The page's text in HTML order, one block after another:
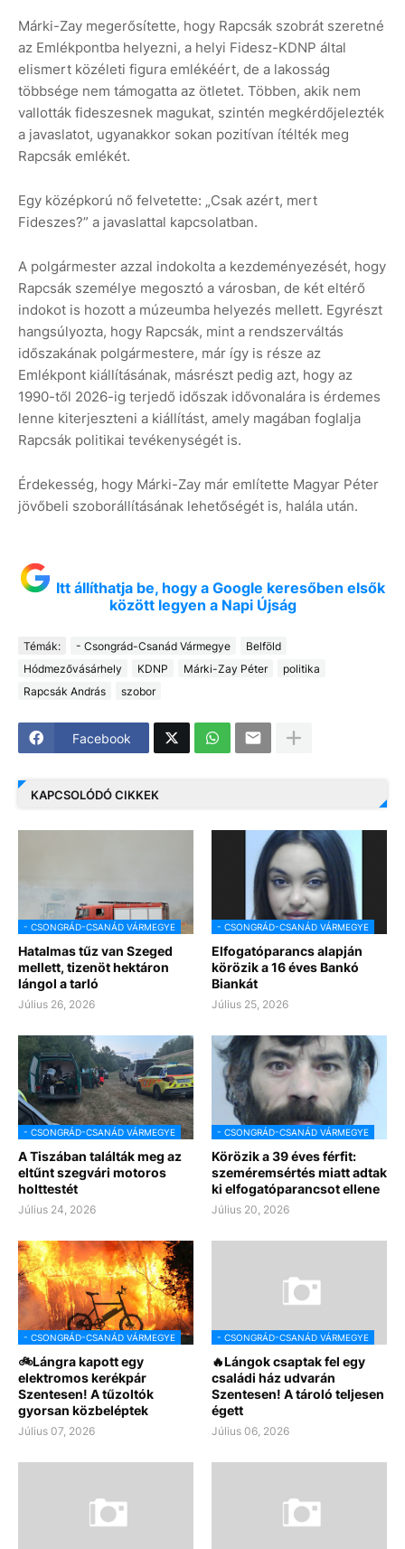
Márki-Zay megerősítette, hogy Rapcsák szobrát szeretné
az Emlékpontba helyezni, a helyi Fidesz-KDNP által
elismert közéleti figura emlékéért, de a lakosság
többsége nem támogatta az ötletet. Többen, akik nem
vallották fideszesnek magukat, szintén megkérdőjelezték
a javaslatot, ugyanakkor sokan pozitívan ítélték meg
Rapcsák emlékét.
Egy középkorú nő felvetette: „Csak azért, mert
Fideszes?” a javaslattal kapcsolatban.
A polgármester azzal indokolta a kezdeményezését, hogy
Rapcsák személye megosztó a városban, de két eltérő
indokot is hozott a múzeumba helyezés mellett. Egyrészt
hangsúlyozta, hogy Rapcsák, mint a rendszerváltás
időszakának polgármestere, már így is része az
Emlékpont kiállításának, másrészt pedig azt, hogy az
1990-től 2026-ig terjedő időszak idővonalára is érdemes
lenne kiterjeszteni a kiállítást, amely magában foglalja
Rapcsák politikai tevékenységét is.
Érdekesség, hogy Márki-Zay már említette Magyar Péter
jövőbeli szoborállításának lehetőségét is, halála után.
Itt állíthatja be, hogy a Google keresőben elsők
között legyen a Napi Újság
Témák: - Csongrád-Csanád Vármegye
Belföld
Hódmezővásárhely
KDNP Márki-Zay Péter
politika
Rapcsák András
szobor
Facebook
KAPCSOLÓDÓ CIKKEK
- CSONGRÁD-CSANÁD VÁRMEGYE
Hatalmas tűz van Szeged
mellett, tizenöt hektáron
lángol a tarló
Július 26, 2026
- CSONGRÁD-CSANÁD VÁRMEGYE
Elfogatóparancs alapján
körözik a 16 éves Bankó
Biankát
Július 25, 2026
- CSONGRÁD-CSANÁD VÁRMEGYE
A Tiszában találták meg az
eltűnt szegvári motoros
holttestét
Július 24, 2026
- CSONGRÁD-CSANÁD VÁRMEGYE
Körözik a 39 éves férfit:
szeméremsértés miatt adtak
ki elfogatóparancsot ellene
Július 20, 2026
- CSONGRÁD-CSANÁD VÁRMEGYE
🚲Lángra kapott egy
elektromos kerékpár
Szentesen! A tűzoltók
gyorsan közbeléptek
Július 07, 2026
- CSONGRÁD-CSANÁD VÁRMEGYE
🔥Lángok csaptak fel egy
családi ház udvarán
Szentesen! A tároló teljesen
égett
Július 06, 2026